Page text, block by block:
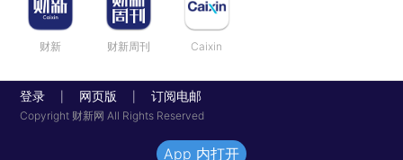
财新 财新周刊 Caixin
登录 网页版 订阅电邮
Copyright 财新网 All Rights Reserved
App 内打开